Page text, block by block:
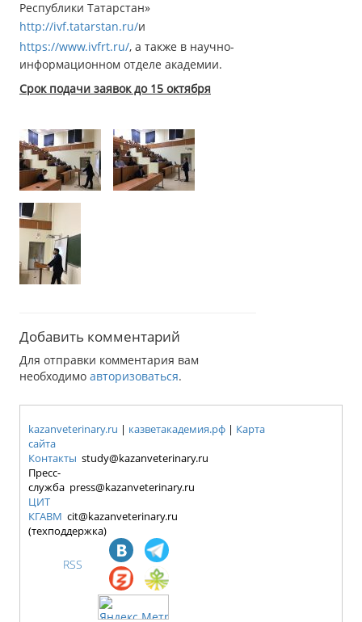
Республики Татарстан»
http://ivf.tatarstan.ru/и
https://www.ivfrt.ru/, а также в научно-
информационном отделе академии.
Срок подачи заявок до 15 октября
Добавить комментарий
Для отправки комментария вам
необходимо авторизоваться.
kazanveterinary.ru | казветакадемия.рф | Карта
сайта
Контакты study@kazanveterinary.ru
Пресс-
служба press@kazanveterinary.ru
ЦИТ
КГАВМ cit@kazanveterinary.ru
(техподдержка)
RSS